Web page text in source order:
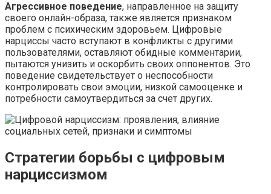
Агрессивное поведение, направленное на защиту
своего онлайн-образа, также является признаком
проблем с психическим здоровьем.​ Цифровые
нарциссы часто вступают в конфликты с другими
пользователями, оставляют обидные комментарии,
пытаются унизить и оскорбить своих оппонентов.​ Это
поведение свидетельствует о неспособности
контролировать свои эмоции, низкой самооценке и
потребности самоутвердиться за счет других.​
Стратегии борьбы с цифровым
нарциссизмом